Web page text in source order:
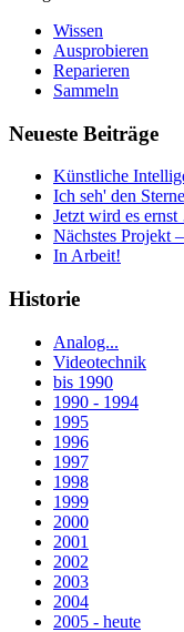
Wissen
Ausprobieren
Reparieren
Sammeln
Neueste Beiträge
Künstliche
Ich seh' den
Jetzt wird es
Nächstes Projekt
In Arbeit!
Historie
Analog...
Videotechnik
bis 1990
1990 - 1994
1995
1996
1997
1998
1999
2000
2001
2002
2003
2004
2005 - heute